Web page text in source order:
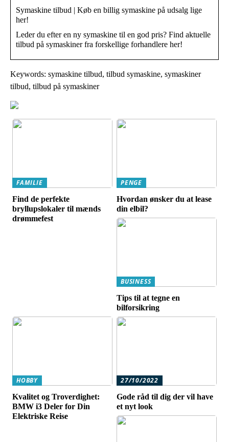
Symaskine tilbud | Køb en billig symaskine på udsalg lige
her!
Leder du efter en ny symaskine til en god pris? Find aktuelle
tilbud på symaskiner fra forskellige forhandlere her!
Keywords: symaskine tilbud, tilbud symaskine, symaskiner
tilbud, tilbud på symaskiner
FAMILIE
Find de perfekte
bryllupslokaler til mænds
drømmefest
PENGE
Hvordan ønsker du at lease
din elbil?
BUSINESS
Tips til at tegne en
bilforsikring
HOBBY
Kvalitet og Troverdighet:
BMW i3 Deler for Din
Elektriske Reise
27/10/2022
Gode råd til dig der vil have
et nyt look